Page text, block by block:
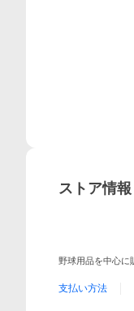
ストア情報
野球用品を中心に
支払い方法